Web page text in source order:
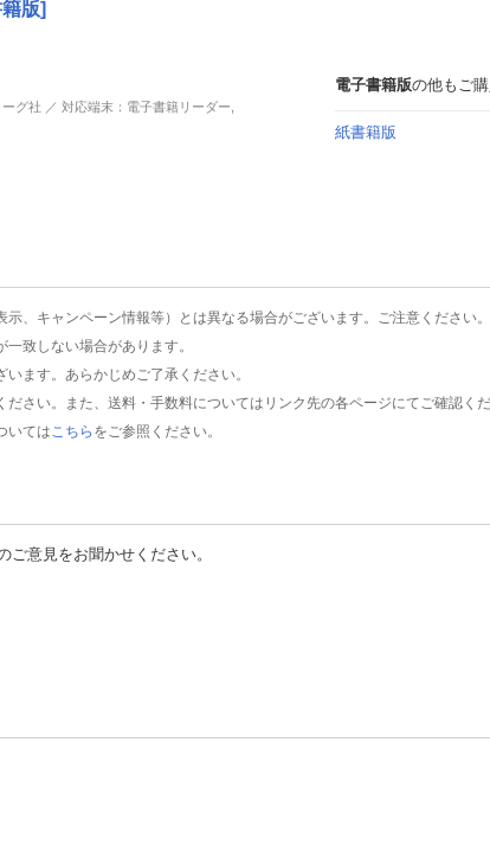
版]
グ社 ／ 対応端末：電子書籍リーダー,
電子書籍版の他もご
紙書籍版
、キャンペーン情報等）とは異なる場合がございます。ご注意ください。
致しない場合があります。
ます。あらかじめご了承ください。
さい。また、送料・手数料についてはリンク先の各ページにてご確認くだ
いては こちら をご参照ください。
意見をお聞かせください。